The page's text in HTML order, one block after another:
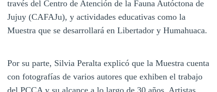
través del Centro de Atención de la Fauna Autóctona de
Jujuy (CAFAJu), y actividades educativas como la
Muestra que se desarrollará en Libertador y Humahuaca.
Por su parte, Silvia Peralta explicó que la Muestra cuenta
con fotografías de varios autores que exhiben el trabajo
del PCCA y su alcance a lo largo de 30 años. Artistas